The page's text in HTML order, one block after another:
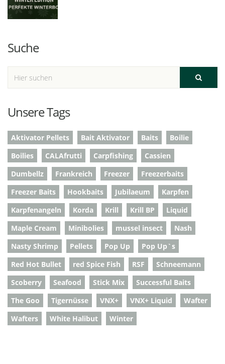
Suche
Unsere Tags
Aktivator Pellets Bait Aktivator Baits
Boilie
Boilies
CALAfrutti Carpfishing
Cassien
Dumbellz
Frankreich Freezer
Freezerbaits
Freezer Baits
Hookbaits Jubilaeum
Karpfen
Karpfenangeln
Korda Krill Krill BP
Liquid
Maple Cream
Minibolies mussel insect
Nash
Nasty Shrimp
Pellets Pop Up
Pop Up`s
Red Hot Bullet
red Spice Fish RSF
Schneemann
Scoberry
Seafood Stick Mix
Successful Baits
The Goo
Tigernüsse VNX+ VNX+ Liquid
Wafter
Wafters
White Halibut Winter